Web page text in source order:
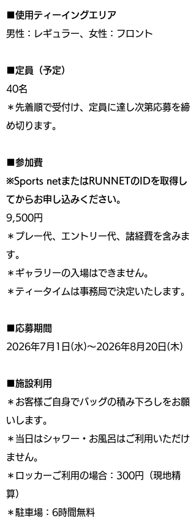
■使用ティーイングエリア
男性：レギュラー、女性：フロント
■定員（予定）
40名
＊先着順で受付け、定員に達し次第応募を締
め切ります。
■参加費
※Sports netまたはRUNNETのIDを取得し
てからお申し込みください。
9,500円
＊プレー代、エントリー代、諸経費を含みま
す。
＊ギャラリーの入場はできません。
＊ティータイムは事務局で決定いたします。
■応募期間
2026年7月1日(水)～2026年8月20日(木)
■施設利用
＊お客様ご自身でバッグの積み下ろしをお願
いします。
＊当日はシャワー・お風呂はご利用いただけ
ません。
＊ロッカーご利用の場合：300円（現地精
算）
＊駐車場：6時間無料